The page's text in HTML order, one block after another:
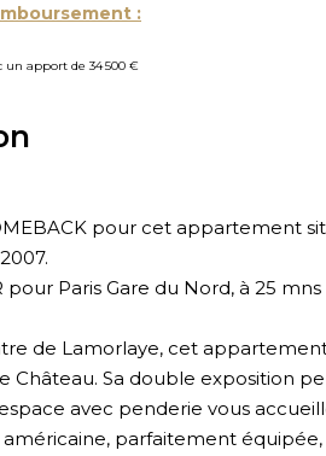
:
un apport de 34 500 €
pour cet appartement
pour Paris Gare du Nord, à 25
de Lamorlaye, cet
Château. Sa double exposition
avec penderie vous
américaine, parfaitement